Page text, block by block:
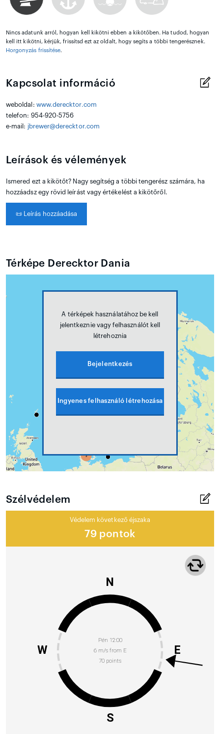
Nincs adatunk arról, hogyan kell kikötni ebben a kikötőben. Ha tudod, hogyan
kell itt kikötni, kérjük, frissítsd ezt az oldalt, hogy segíts a többi tengerésznek.
Horgonyzás frissítése.
Kapcsolat információ
weboldal: www.derecktor.com
telefon: 954-920-5756
e-mail: jbrewer@derecktor.com
Leírások és vélemények
Ismered ezt a kikötőt? Nagy segítség a többi tengerész számára, ha
hozzáadsz egy rövid leírást vagy értékelést a kikötőről.
📜 Leírás hozzáadása
Térképe Derecktor Dania
A térképek használatához be kell
jelentkeznie vagy felhasználót kell
létrehoznia
Bejelentkezés
Ingyenes felhasználó létrehozása
Szélvédelem
Védelem következő éjszaka
79 pontok
Pén 12:00
6 m/s from E
70 points
N
E
S
W